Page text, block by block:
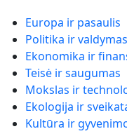
Europa ir pasaulis
Politika ir valdymas
Ekonomika ir
Teisė ir saugumas
Mokslas ir
Ekologija ir
Kultūra ir